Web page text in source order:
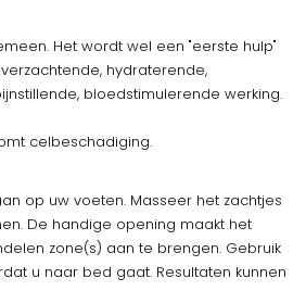
Het wordt wel een "eerste hulp"
hydraterende,
bloedstimulerende werking.
celbeschadiging.
op uw voeten. Masseer het zachtjes
De handige opening maakt het
zone(s) aan te brengen. Gebruik
u naar bed gaat. Resultaten kunnen